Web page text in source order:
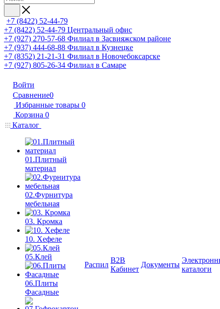
+7 (8422) 52-44-79
+7 (8422) 52-44-79 Центральный офис
+7 (927) 270-57-68 Филиал в Засвияжском районе
+7 (937) 444-68-88 Филиал в Кузнецке
+7 (8352) 21-21-31 Филиал в Новочебоксарске
+7 (927) 805-26-34 Филиал в Самаре
Войти
Сравнение0
Избранные товары 0
Корзина 0
Каталог
01.Плитный
материал
02.Фурнитура
мебельная
03. Кромка
10. Хефеле
05.Клей
06.Плиты
Фасадные
Распил
B2B
Кабинет
Документы
каталоги